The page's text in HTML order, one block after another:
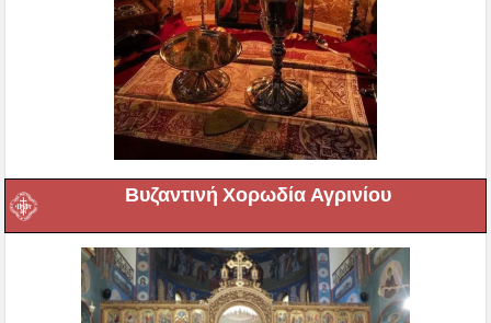
Βυζαντινή Χορωδία Αγρινίου